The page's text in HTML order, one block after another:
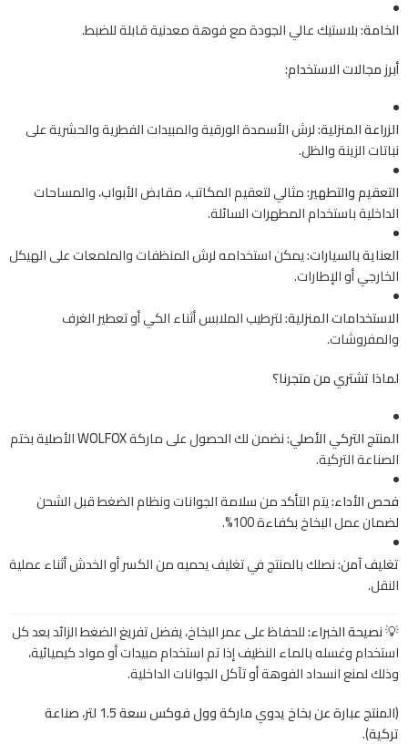
الخامة:بلاستيك عالي الجودة مع فوهة معدنية قابلة للضبط.
أبرز مجالات الاستخدام:
الزراعة المنزلية:لرش الأسمدة الورقية والمبيدات الفطرية والحشرية على
نباتات الزينة والظل.
التعقيم والتطهير:مثالي لتعقيم المكاتب، مقابض الأبواب، والمساحات
الداخلية باستخدام المطهرات السائلة.
العناية بالسيارات:يمكن استخدامه لرش المنظفات والملمعات على الهيكل
الخارجي أو الإطارات.
الاستخدامات المنزلية:لترطيب الملابس أثناء الكي أو تعطير الغرف
والمفروشات.
لماذا تشتري من متجرنا؟
المنتج التركي الأصلي:نضمن لك الحصول على ماركةWOLFOXالأصلية بختم
الصناعة التركية.
فحص الأداء:يتم التأكد من سلامة الجوانات ونظام الضغط قبل الشحن
لضمان عمل البخاخ بكفاءة 100%.
تغليف آمن:نصلك بالمنتج في تغليف يحميه من الكسر أو الخدش أثناء عملية
النقل.
💡 نصيحة الخبراء:للحفاظ على عمر البخاخ، يفضل تفريغ الضغط الزائد بعد كل
استخدام وغسله بالماء النظيف إذا تم استخدام مبيدات أو مواد كيميائية،
وذلك لمنع انسداد الفوهة أو تآكل الجوانات الداخلية.
(المنتج عبارة عن بخاخ يدوي ماركة وول فوكس سعة 1.5 لتر، صناعة
تركية).